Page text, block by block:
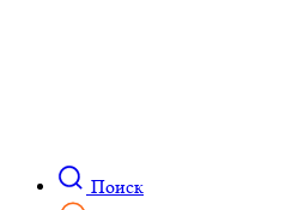
Поиск